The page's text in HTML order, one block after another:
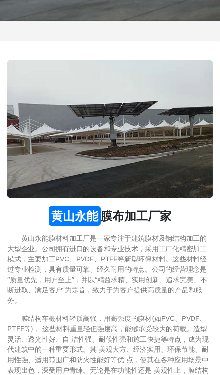
黄山永能 膜布加工厂家
黄山永能膜材料加工厂是一家专注于建筑膜材及钢结构加工的
大型企业。公司拥有进口的设备和专业技术，采用工厂化精密加工
模式，主要加工PVC、PVDF、PTFE等新型环保材料。这些材料经
过专业检测，具有质量可靠、经久耐用的特点。公司的经营理念是
“质量优先，用户至上”，并以“精益求精、实用创新、追求完美、不
断进取、满足客户”为宗旨，致力于为客户提供高质量的产品和服
务。
膜结构车棚材料轻质高强，用高强度的膜材(如PVC、PVDF、
PTFE等)， 这些材料重量轻但强度高，能够承受较大的荷载。造型
灵活、透光性好、自 洁性强、耐候性强和施工快捷等特点，成为现
代建筑中的一种重要形式。其 美观大方、经济实用、环保节能、耐
用性强、适用范围广和防火性能好等优 点，使其在各种应用场景中
表现出色，深受用户青睐。无论是在功能性还是 美观性上，膜结构